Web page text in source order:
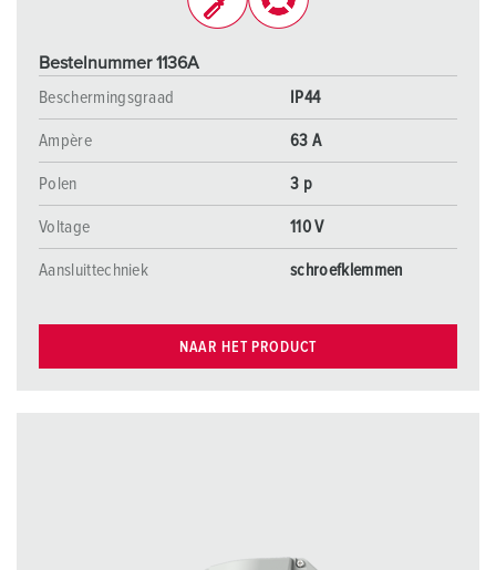
Bestelnummer 1136A
Beschermingsgraad
IP44
Ampère 63 A
Polen 3 p
Voltage 110 V
Aansluittechniek schroefklemmen
NAAR HET PRODUCT